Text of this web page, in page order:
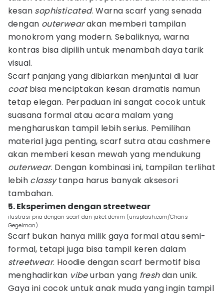
kesan sophisticated. Warna scarf yang senada
dengan outerwearakan memberi tampilan
monokrom yang modern. Sebaliknya, warna
kontras bisa dipilih untuk menambah daya tarik
visual.
Scarf panjang yang dibiarkan menjuntai di luar
coatbisa menciptakan kesan dramatis namun
tetap elegan. Perpaduan ini sangat cocok untuk
suasana formal atau acara malam yang
mengharuskan tampil lebih serius. Pemilihan
material juga penting, scarf sutra atau cashmere
akan memberi kesan mewah yang mendukung
outerwear. Dengan kombinasi ini, tampilan terlihat
lebih classytanpa harus banyak aksesori
tambahan.
5. Eksperimen dengan streetwear
ilustrasi pria dengan scarf dan jaket denim (unsplash.com/Charis
Gegelman)
Scarf bukan hanya milik gaya formal atau semi-
formal, tetapi juga bisa tampil keren dalam
streetwear. Hoodie dengan scarf bermotif bisa
menghadirkan vibeurban yang freshdan unik.
Gaya ini cocok untuk anak muda yang ingin tampil